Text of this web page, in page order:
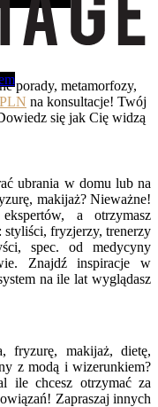
porady, metamorfozy,
na konsultacje! Twój
się jak Cię widzą
ubrania w domu lub na
makijaż? Nieważne!
a otrzymasz
styliści, fryzjerzy, trenerzy
spec. od medycyny
Znajdź inspiracje w
na ile lat wyglądasz
fryzurę, makijaż, dietę,
z modą i wizerunkiem?
ile chcesz otrzymać za
Zapraszaj innych